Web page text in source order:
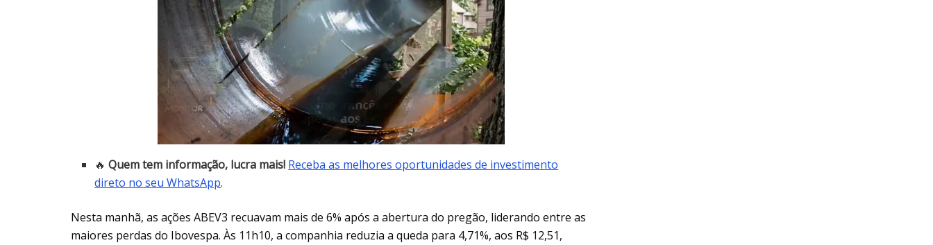
🔥Quem tem informação, lucra mais! Receba as melhores oportunidades de investimento
direto no seu WhatsApp.
Nesta manhã, as ações ABEV3 recuavam mais de 6% após a abertura do pregão, liderando entre as
maiores perdas do Ibovespa. Às 11h10, a companhia reduzia a queda para 4,71%, aos R$ 12,51,